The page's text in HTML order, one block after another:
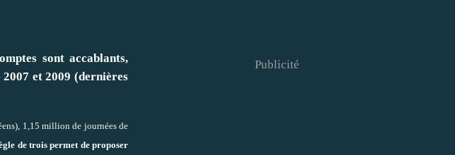
sont accablants,
2007 et 2009 (dernières
1,15 million de journées de
de trois permet de proposer
Publicité